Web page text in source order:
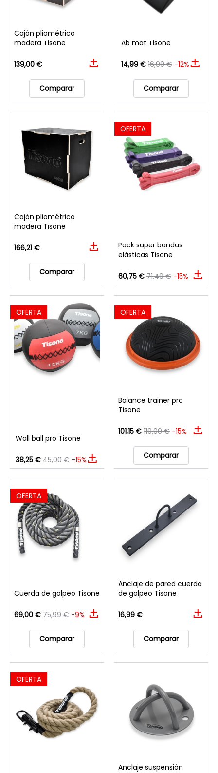
Cajón pliométrico
madera Tisone
139,00 €
Comparar
Ab mat Tisone
14,99 € 16,99 € -12%
Comparar
Cajón pliométrico
madera Tisone
166,21 €
Comparar
OFERTA
Pack super bandas
elásticas Tisone
60,75 € 71,49 € -15%
OFERTA
Wall ball pro Tisone
38,25 € 45,00 € -15%
OFERTA
Balance trainer pro
Tisone
101,15 € 119,00 € -15%
Comparar
OFERTA
Cuerda de golpeo Tisone
69,00 € 75,99 € -9%
Comparar
Anclaje de pared cuerda
de golpeo Tisone
16,99 €
Comparar
OFERTA
Anclaje suspensión